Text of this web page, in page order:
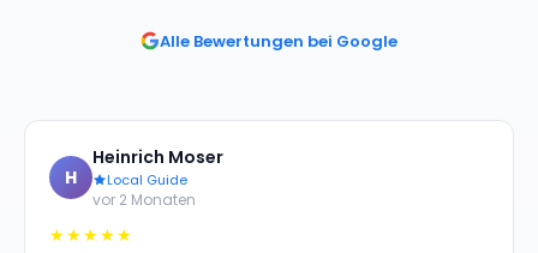
Alle Bewertungen bei Google
H
Heinrich Moser
Local Guide
vor 2 Monaten
★★★★★